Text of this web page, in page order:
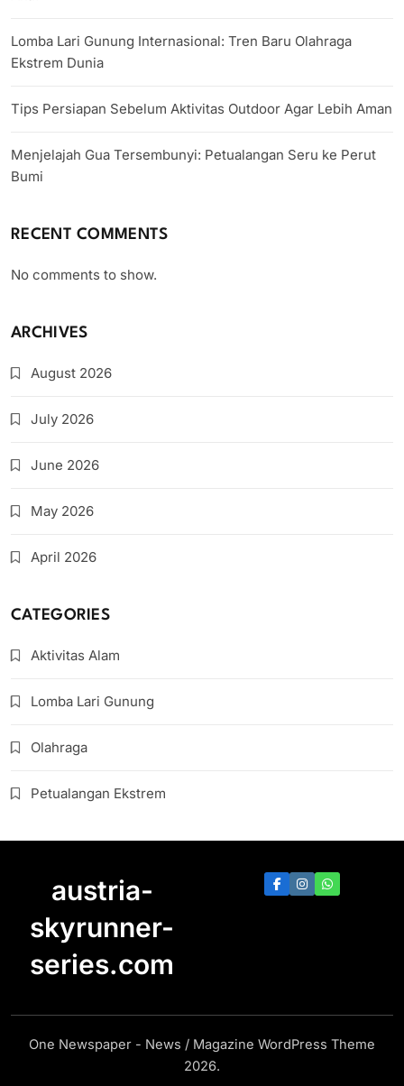
Lomba Lari Gunung Internasional: Tren Baru Olahraga
Ekstrem Dunia
Tips Persiapan Sebelum Aktivitas Outdoor Agar Lebih Aman
Menjelajah Gua Tersembunyi: Petualangan Seru ke Perut
Bumi
RECENT COMMENTS
No comments to show.
ARCHIVES
August 2026
July 2026
June 2026
May 2026
April 2026
CATEGORIES
Aktivitas Alam
Lomba Lari Gunung
Olahraga
Petualangan Ekstrem
austria-
skyrunner-
series.com
One Newspaper - News / Magazine WordPress Theme
2026.